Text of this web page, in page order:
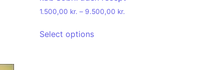
1.500,00 kr. – 9.500,00 kr.
Select options